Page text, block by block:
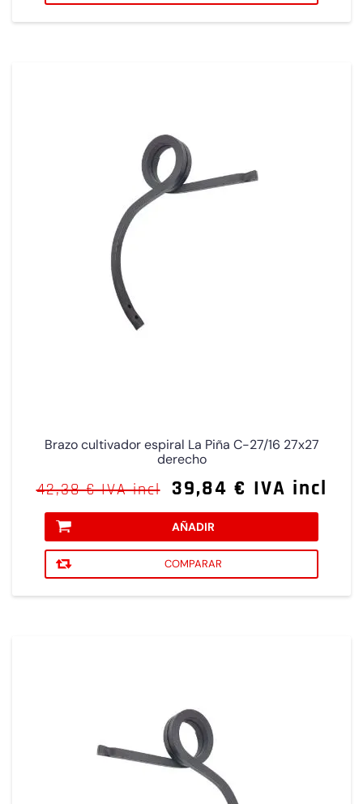
Brazo cultivador espiral La Piña C-27/16 27x27
derecho
42,38 € IVA incl 39,84 € IVA incl
AÑADIR
COMPARAR